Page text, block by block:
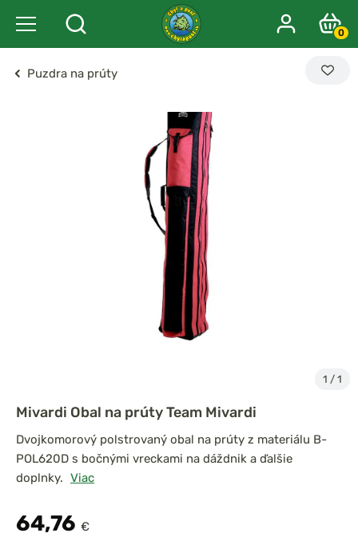
0
Puzdra na prúty
1 / 1
Mivardi Obal na prúty Team Mivardi
Dvojkomorový polstrovaný obal na prúty z materiálu B-
POL620D s bočnými vreckami na dáždnik a ďalšie
doplnky. Viac
64,76 €